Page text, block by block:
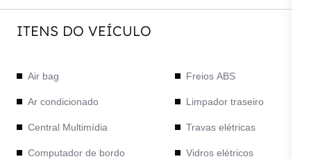
ITENS DO VEÍCULO
Air bag
Ar condicionado
Central Multimídia
Computador de bordo
Freios ABS
Limpador traseiro
Travas elétricas
Vidros elétricos